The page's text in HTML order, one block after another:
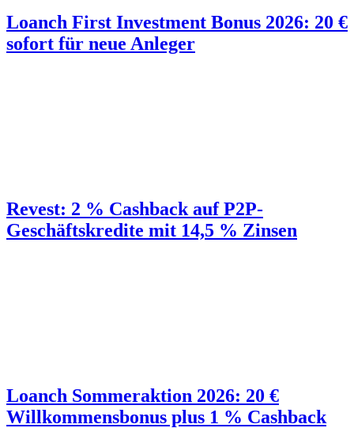
Loanch First Investment Bonus 2026: 20 €
sofort für neue Anleger
Revest: 2 % Cashback auf P2P-
Geschäftskredite mit 14,5 % Zinsen
Loanch Sommeraktion 2026: 20 €
Willkommensbonus plus 1 % Cashback